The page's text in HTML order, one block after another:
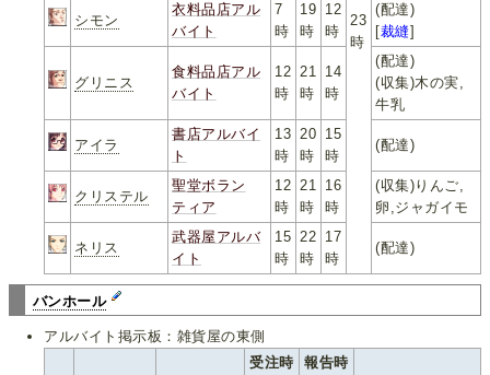
23
時
シモン
衣料品店アル
バイト
7
時
19
時
12
時
(配達)
[裁縫]
グリニス
食料品店アル
バイト
12
時
21
時
14
時
(配達)
(収集)木の実,
牛乳
アイラ
書店アルバイ
ト
13
時
20
時
15
時
(配達)
クリステル
聖堂ボラン
ティア
12
時
21
時
16
時
(収集)りんご,
卵,ジャガイモ
ネリス
武器屋アルバ
イト
15
時
22
時
17
時
(配達)
バンホール
アルバイト掲示板：雑貨屋の東側
受注時
報告時